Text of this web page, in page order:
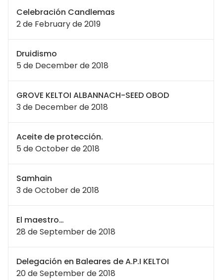
Celebración Candlemas
2 de February de 2019
Druidismo
5 de December de 2018
GROVE KELTOI ALBANNACH-SEED OBOD
3 de December de 2018
Aceite de protección.
5 de October de 2018
Samhain
3 de October de 2018
El maestro…
28 de September de 2018
Delegación en Baleares de A.P.I KELTOI
20 de September de 2018